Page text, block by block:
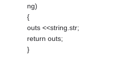
ng)
{
outs <<string.str;
return outs;
}